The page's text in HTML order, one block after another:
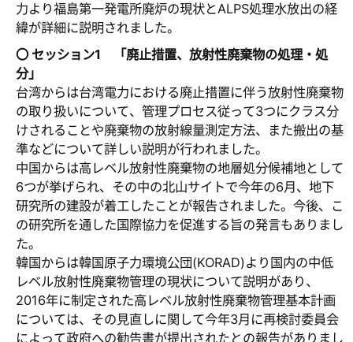
力より福島第一発電所廃炉の現状とALPS処理水放出の経
緯が詳細に説明されました。
〇 セッション1 「廃止措置、放射性廃棄物の処理・処
分」
台湾からは台湾電力における廃止措置に伴う放射性廃棄物
の取り扱いについて、管理プロセス従って3つにクラス分
けされることや廃棄物の放射線量測定方法、また搬出の基
準などについて詳しい説明が行われました。
中国からは高レベル放射性廃棄物の地層処分候補地として
6つが挙げられ、その中の北山サイトで今年の6月、地下
研究所の建設が着工したことが報告されました。今後、こ
の研究所を通した国際協力を促進する旨の発言もありまし
た。
韓国からは韓国原子力環境公団(KORAD)より国内の中低
レベル放射性廃棄物管理の現状について説明があり、
2016年に制定された高レベル放射性廃棄物管理基本計画
については、その見直しに関して今年3月に再検討委員会
によって政府への勧告書が提出されたとの報告がありまし